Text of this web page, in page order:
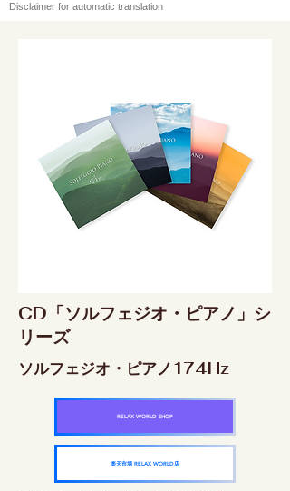
Disclaimer for automatic translation
CD「ソルフェジオ・ピアノ」シ
リーズ
ソルフェジオ・ピアノ174Hz
RELAX WORLD SHOP
楽天市場 RELAX WORLD店